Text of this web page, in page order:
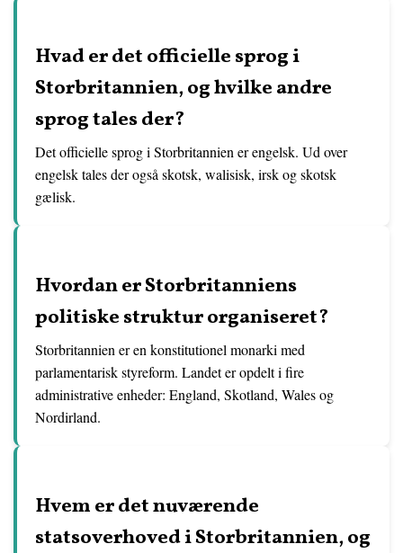
Hvad er det officielle sprog i
Storbritannien, og hvilke andre
sprog tales der?
Det officielle sprog i Storbritannien er engelsk. Ud over
engelsk tales der også skotsk, walisisk, irsk og skotsk
gælisk.
Hvordan er Storbritanniens
politiske struktur organiseret?
Storbritannien er en konstitutionel monarki med
parlamentarisk styreform. Landet er opdelt i fire
administrative enheder: England, Skotland, Wales og
Nordirland.
Hvem er det nuværende
statsoverhoved i Storbritannien, og